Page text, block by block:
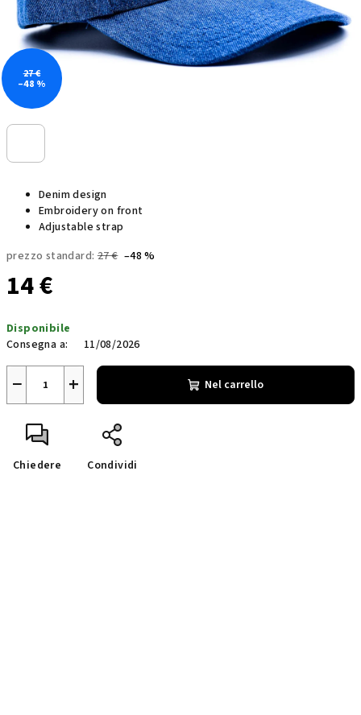
Denim design
Embroidery on front
Adjustable strap
prezzo standard: 27 € –48 %
14 €
della
misura:
Disponibile
Consegna a:
11/08/2026
+
− Nel carrello
Chiedere Condividi
27 €
–48 %